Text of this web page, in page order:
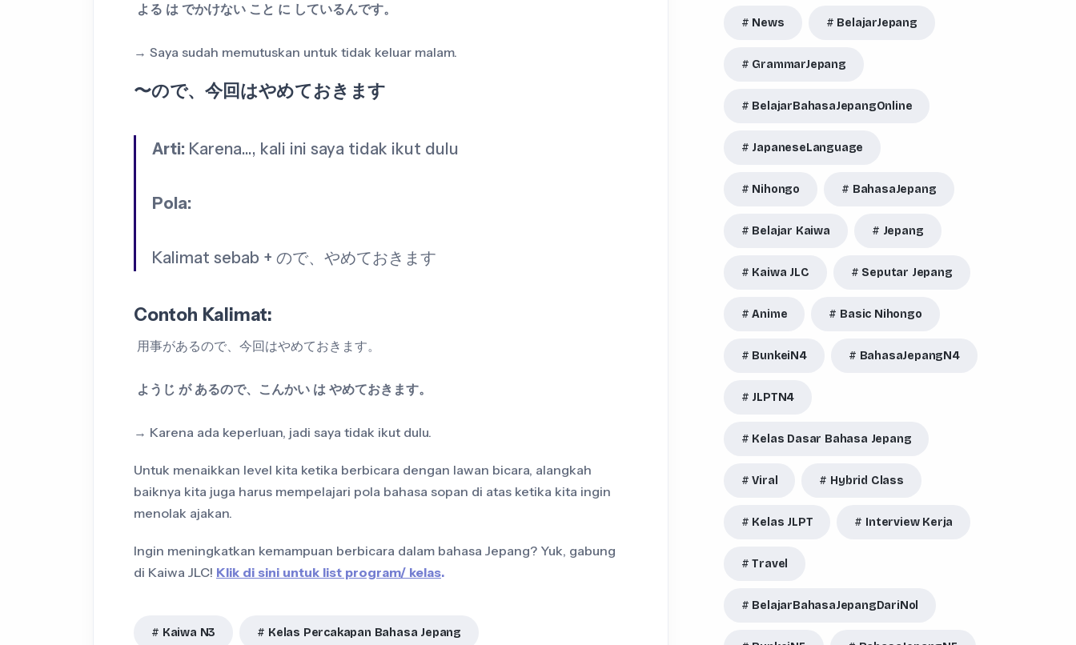
よる は でかけない こと に しているんです。
→ Saya sudah memutuskan untuk tidak keluar malam.
〜ので、今回はやめておきます
Arti: Karena…, kali ini saya tidak ikut dulu
Pola:
Kalimat sebab + ので、やめておきます
Contoh Kalimat:
用事があるので、今回はやめておきます。
ようじ が あるので、こんかい は やめておきます。
→ Karena ada keperluan, jadi saya tidak ikut dulu.
Untuk menaikkan level kita ketika berbicara dengan lawan bicara, alangkah
baiknya kita juga harus mempelajari pola bahasa sopan di atas ketika kita ingin
menolak ajakan.
Ingin meningkatkan kemampuan berbicara dalam bahasa Jepang? Yuk, gabung
di Kaiwa JLC! Klik di sini untuk list program/ kelas.
Kaiwa N3 Kelas Percakapan Bahasa Jepang
News BelajarJepang
GrammarJepang
BelajarBahasaJepangOnline
JapaneseLanguage
Nihongo BahasaJepang
Belajar Kaiwa Jepang
Kaiwa JLC Seputar Jepang
Anime Basic Nihongo
BunkeiN4 BahasaJepangN4
JLPTN4
Kelas Dasar Bahasa Jepang
Viral Hybrid Class
Kelas JLPT Interview Kerja
Travel
BelajarBahasaJepangDariNol